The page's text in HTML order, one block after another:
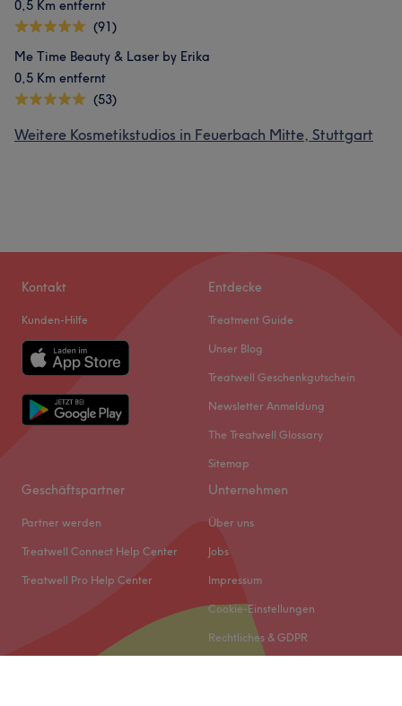
0,5 Km entfernt
(91)
Me Time Beauty & Laser by Erika
0,5 Km entfernt
(53)
Weitere Kosmetikstudios in Feuerbach Mitte, Stuttgart
Kontakt
Kunden-Hilfe
Entdecke
Treatment Guide
Unser Blog
Treatwell Geschenkgutschein
Newsletter Anmeldung
The Treatwell Glossary
Sitemap
Geschäftspartner
Partner werden
Treatwell Connect Help Center
Treatwell Pro Help Center
Unternehmen
Über uns
Jobs
Impressum
Cookie-Einstellungen
Rechtliches & GDPR